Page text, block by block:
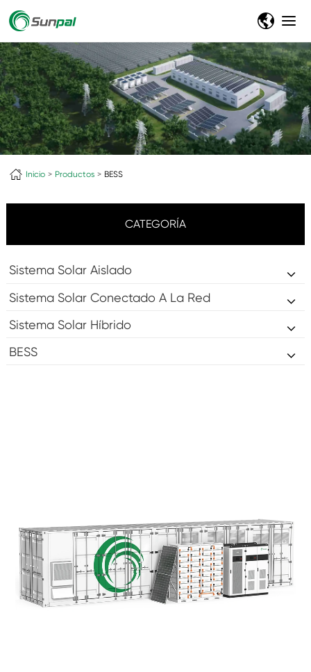
Inicio Productos BESS
CATEGORÍA
Sistema Solar Aislado
Sistema Solar Conectado A La Red
Sistema Solar Híbrido
BESS